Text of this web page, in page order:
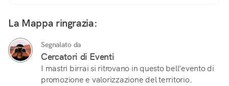
La Mappa ringrazia:
Segnalato da
Cercatori di Eventi
I mastri birrai si ritrovano in questo bell'evento di
promozione e valorizzazione del territorio.